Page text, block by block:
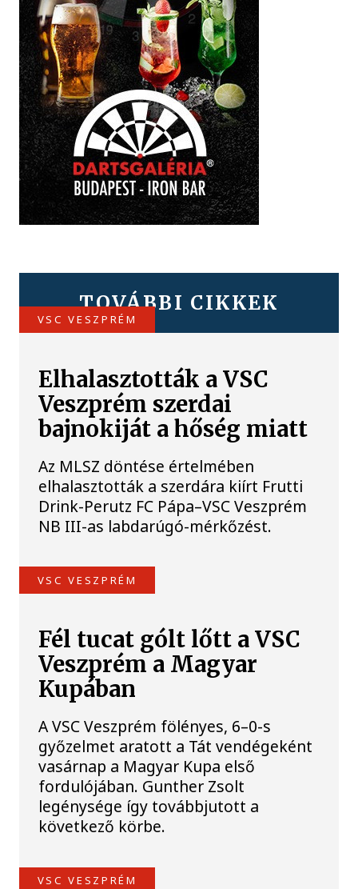
TOVÁBBI CIKKEK
VSC VESZPRÉM
Elhalasztották a VSC
Veszprém szerdai
bajnokiját a hőség miatt
Az MLSZ döntése értelmében
elhalasztották a szerdára kiírt Frutti
Drink-Perutz FC Pápa–VSC Veszprém
NB III-as labdarúgó-mérkőzést.
VSC VESZPRÉM
Fél tucat gólt lőtt a VSC
Veszprém a Magyar
Kupában
A VSC Veszprém fölényes, 6–0-s
győzelmet aratott a Tát vendégeként
vasárnap a Magyar Kupa első
fordulójában. Gunther Zsolt
legénysége így továbbjutott a
következő körbe.
VSC VESZPRÉM